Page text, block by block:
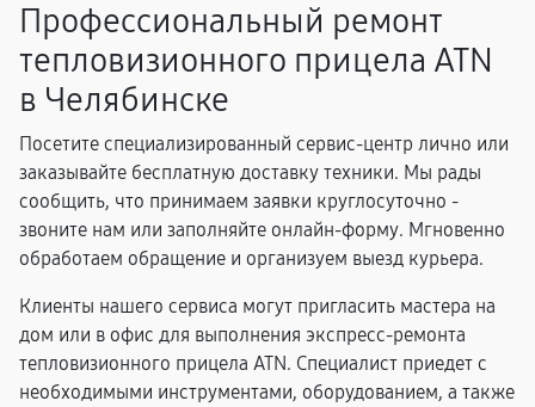
Профессиональный ремонт
тепловизионного прицела ATN
в Челябинске
Посетите специализированный сервис-центр лично или
заказывайте бесплатную доставку техники. Мы рады
сообщить, что принимаем заявки круглосуточно -
звоните нам или заполняйте онлайн-форму. Мгновенно
обработаем обращение и организуем выезд курьера.
Клиенты нашего сервиса могут пригласить мастера на
дом или в офис для выполнения экспресс-ремонта
тепловизионного прицела ATN. Специалист приедет с
необходимыми инструментами, оборудованием, а также